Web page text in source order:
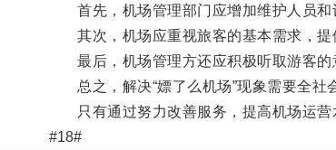
首先，机场管理部门应增加维护人员和
其次，机场应重视旅客的基本需求，提
最后，机场管理方还应积极听取游客的
总之，解决“嫖了么机场”现象需要全社
只有通过努力改善服务，提高机场运营
#18#